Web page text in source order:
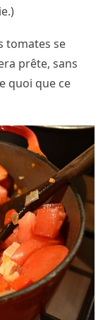
tomates se
prête, sans
quoi que ce